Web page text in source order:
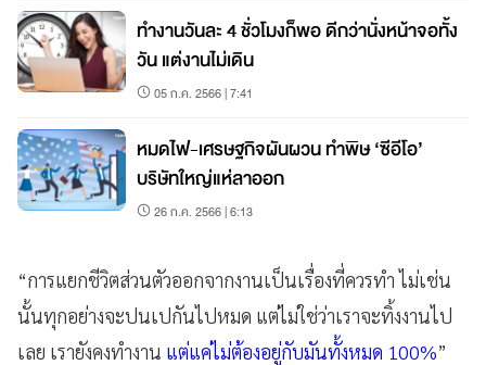
ทำงานวันละ 4 ชั่วโมงก็พอ ดีกว่านั่งหน้าจอทั้ง
วัน แต่งานไม่เดิน
05 ก.ค. 2566 | 7:41
หมดไฟ-เศรษฐกิจผันผวน ทำพิษ ‘ซีอีโอ’
บริษัทใหญ่แห่ลาออก
26 ก.ค. 2566 | 6:13
“การแยกชีวิตส่วนตัวออกจากงานเป็นเรื่องที่ควรทำ ไม่เช่น
นั้นทุกอย่างจะปนเปกันไปหมด แต่ไม่ใช่ว่าเราจะทิ้งงานไป
เลย เรายังคงทำงาน แต่แค่ไม่ต้องอยู่กับมันทั้งหมด 100%”